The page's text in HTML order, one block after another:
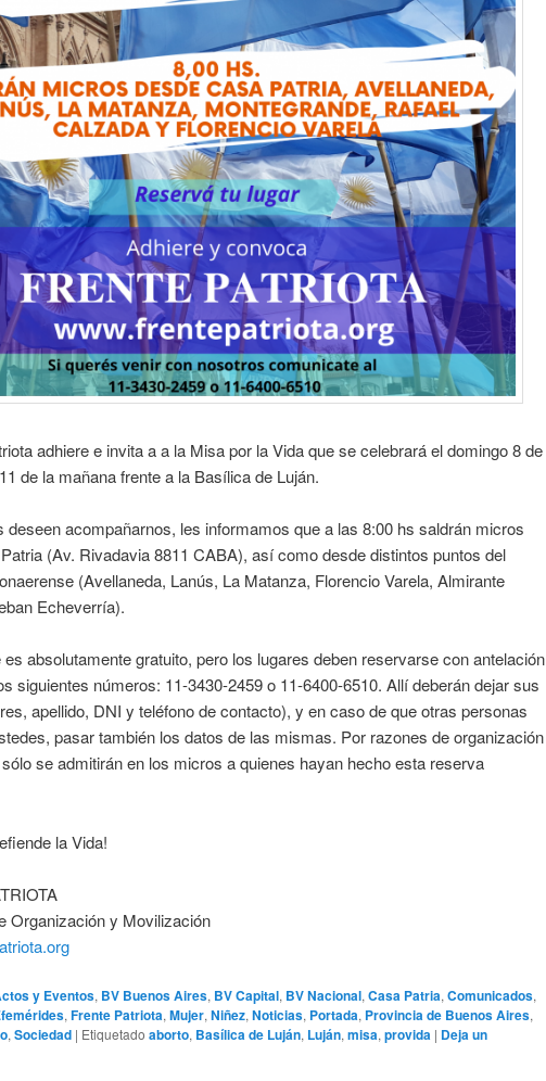
adhiere e invita a a la Misa por la Vida que se celebrará el domingo 8 de
de la mañana frente a la Basílica de Luján.
deseen acompañarnos, les informamos que a las 8:00 hs saldrán micros
(Av. Rivadavia 8811 CABA), así como desde distintos puntos del
(Avellaneda, Lanús, La Matanza, Florencio Varela, Almirante
Echeverría).
es absolutamente gratuito, pero los lugares deben reservarse con antelación
siguientes números: 11-3430-2459 o 11-6400-6510. Allí deberán dejar sus
apellido, DNI y teléfono de contacto), y en caso de que otras personas
pasar también los datos de las mismas. Por razones de organización
se admitirán en los micros a quienes hayan hecho esta reserva
la Vida!
Organización y Movilización
y Eventos, BV Buenos Aires, BV Capital, BV Nacional, Casa Patria, Comunicados,
, Frente Patriota, Mujer, Niñez, Noticias, Portada, Provincia de Buenos Aires,
, Sociedad | Etiquetado aborto, Basílica de Luján, Luján, misa, provida | Deja un